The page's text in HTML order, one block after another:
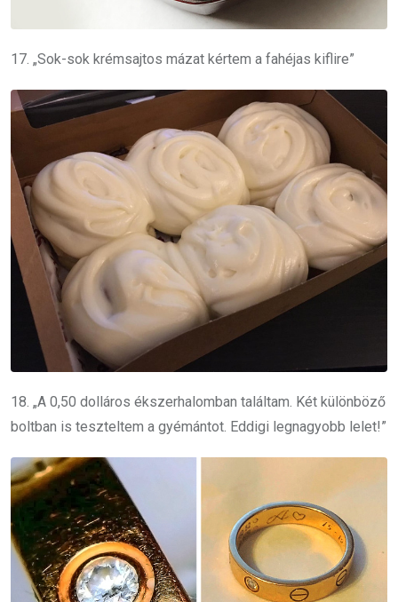
17. „Sok-sok krémsajtos mázat kértem a fahéjas kiflire”
18. „A 0,50 dolláros ékszerhalomban találtam. Két különböző
boltban is teszteltem a gyémántot. Eddigi legnagyobb lelet!”